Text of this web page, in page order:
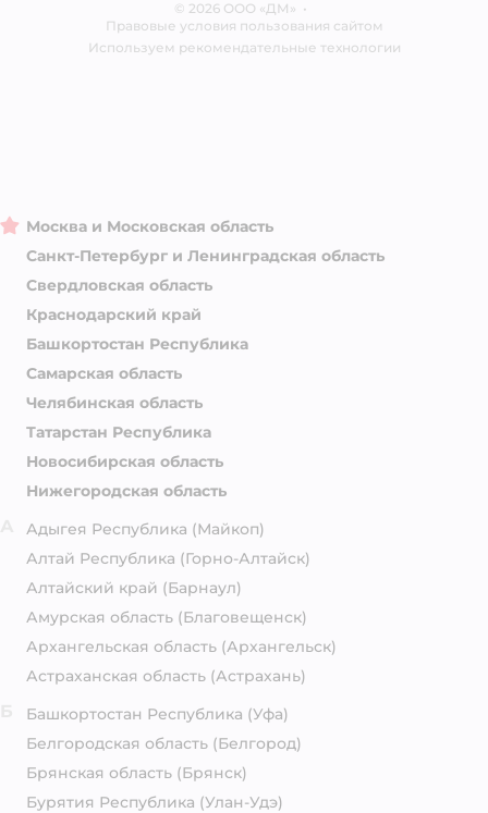
Блог
© 2026 ООО «ДМ» •
Правовые условия пользования сайтом
Используем рекомендательные технологии
Москва и Московская область
Санкт-Петербург и Ленинградская область
Свердловская область
Краснодарский край
Башкортостан Республика
Самарская область
Челябинская область
Татарстан Республика
Новосибирская область
Нижегородская область
Адыгея Республика (Майкоп)
Алтай Республика (Горно-Алтайск)
Алтайский край (Барнаул)
Амурская область (Благовещенск)
Архангельская область (Архангельск)
Астраханская область (Астрахань)
Башкортостан Республика (Уфа)
Белгородская область (Белгород)
Брянская область (Брянск)
Бурятия Республика (Улан-Удэ)